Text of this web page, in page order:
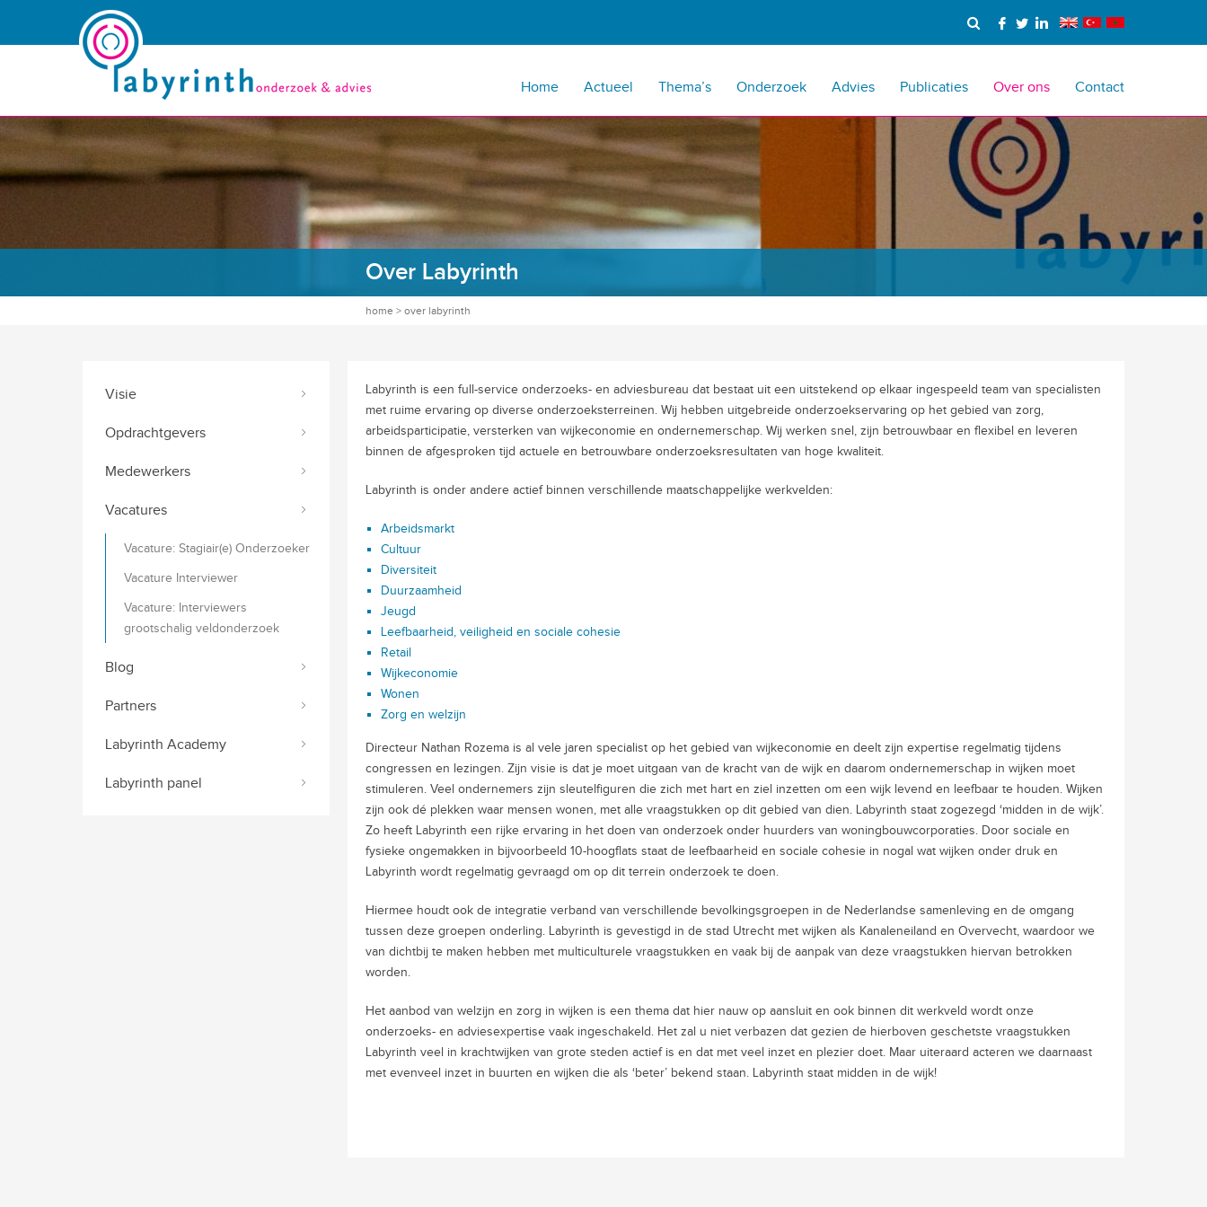
Home Actueel Thema’s Onderzoek Advies Publicaties Over ons Contact
Over Labyrinth
home > over labyrinth
Visie
Opdrachtgevers
Medewerkers
Vacatures
Vacature: Stagiair(e) Onderzoeker
Vacature Interviewer
Vacature: Interviewers
grootschalig veldonderzoek
Blog
Partners
Labyrinth Academy
Labyrinth panel
Labyrinth is een full-service onderzoeks- en adviesbureau dat bestaat uit een uitstekend op elkaar ingespeeld team van specialisten
met ruime ervaring op diverse onderzoeksterreinen. Wij hebben uitgebreide onderzoekservaring op het gebied van zorg,
arbeidsparticipatie, versterken van wijkeconomie en ondernemerschap. Wij werken snel, zijn betrouwbaar en flexibel en leveren
binnen de afgesproken tijd actuele en betrouwbare onderzoeksresultaten van hoge kwaliteit.
Labyrinth is onder andere actief binnen verschillende maatschappelijke werkvelden:
Arbeidsmarkt
Cultuur
Diversiteit
Duurzaamheid
Jeugd
Leefbaarheid, veiligheid en sociale cohesie
Retail
Wijkeconomie
Wonen
Zorg en welzijn
Directeur Nathan Rozema is al vele jaren specialist op het gebied van wijkeconomie en deelt zijn expertise regelmatig tijdens
congressen en lezingen. Zijn visie is dat je moet uitgaan van de kracht van de wijk en daarom ondernemerschap in wijken moet
stimuleren. Veel ondernemers zijn sleutelfiguren die zich met hart en ziel inzetten om een wijk levend en leefbaar te houden. Wijken
zijn ook dé plekken waar mensen wonen, met alle vraagstukken op dit gebied van dien. Labyrinth staat zogezegd ‘midden in de wijk’.
Zo heeft Labyrinth een rijke ervaring in het doen van onderzoek onder huurders van woningbouwcorporaties. Door sociale en
fysieke ongemakken in bijvoorbeeld 10-hoogflats staat de leefbaarheid en sociale cohesie in nogal wat wijken onder druk en
Labyrinth wordt regelmatig gevraagd om op dit terrein onderzoek te doen.
Hiermee houdt ook de integratie verband van verschillende bevolkingsgroepen in de Nederlandse samenleving en de omgang
tussen deze groepen onderling. Labyrinth is gevestigd in de stad Utrecht met wijken als Kanaleneiland en Overvecht, waardoor we
van dichtbij te maken hebben met multiculturele vraagstukken en vaak bij de aanpak van deze vraagstukken hiervan betrokken
worden.
Het aanbod van welzijn en zorg in wijken is een thema dat hier nauw op aansluit en ook binnen dit werkveld wordt onze
onderzoeks- en adviesexpertise vaak ingeschakeld. Het zal u niet verbazen dat gezien de hierboven geschetste vraagstukken
Labyrinth veel in krachtwijken van grote steden actief is en dat met veel inzet en plezier doet. Maar uiteraard acteren we daarnaast
met evenveel inzet in buurten en wijken die als ‘beter’ bekend staan. Labyrinth staat midden in de wijk!